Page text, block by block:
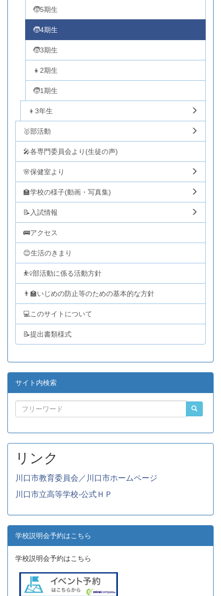
🧒5期生
🧒4期生
🧒3期生
👧2期生
🧒1期生
👦3年生
🥇部活動
🎤各専門委員会より(生徒の声)
🌸保健室より
🏫学校の様子(動画・写真集)
📝入試情報
🚌アクセス
😊生活のきまり
⛹️‍♀️部活動に係る活動方針
👨‍🏫いじめの防止等のための基本的な方針
💻このサイトについて
📝提出書類様式
サイト内検索
リンク
川口市教育委員会／川口市ホームページ
川口市立高等学校-公式ＨＰ
学校説明会予約はこちら
学校説明会予約はこちら